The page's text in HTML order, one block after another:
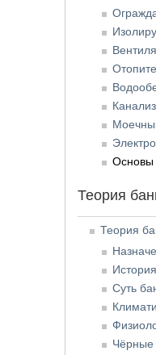
Основы
Теория
Теория
Суть
Чёрные